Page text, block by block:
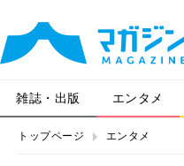
雑誌・出版 エンタメ
トップページ エンタメ